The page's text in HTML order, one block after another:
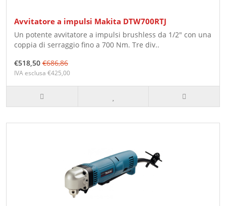
Avvitatore a impulsi Makita DTW700RTJ
Un potente avvitatore a impulsi brushless da 1/2" con una
coppia di serraggio fino a 700 Nm. Tre div..
€518,50 €686,86
IVA esclusa €425,00